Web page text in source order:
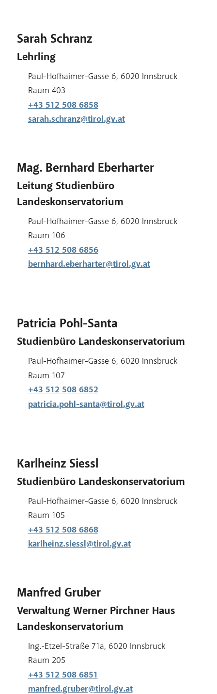
Sarah Schranz
Lehrling
Adresse:
Paul-Hofhaimer-Gasse 6, 6020 Innsbruck
Raum:
Raum 403
+43 512 508 6858
sarah.schranz@tirol.gv.at
Mag. Bernhard Eberharter
Leitung Studienbüro
Landeskonservatorium
Adresse:
Paul-Hofhaimer-Gasse 6, 6020 Innsbruck
Raum:
Raum 106
+43 512 508 6856
bernhard.eberharter@tirol.gv.at
Patricia Pohl-Santa
Studienbüro Landeskonservatorium
Adresse:
Paul-Hofhaimer-Gasse 6, 6020 Innsbruck
Raum:
Raum 107
+43 512 508 6852
patricia.pohl-santa@tirol.gv.at
Karlheinz Siessl
Studienbüro Landeskonservatorium
Adresse:
Paul-Hofhaimer-Gasse 6, 6020 Innsbruck
Raum:
Raum 105
+43 512 508 6868
karlheinz.siessl@tirol.gv.at
Manfred Gruber
Verwaltung Werner Pirchner Haus
Landeskonservatorium
Adresse:
Ing.-Etzel-Straße 71a, 6020 Innsbruck
Raum:
Raum 205
+43 512 508 6851
manfred.gruber@tirol.gv.at